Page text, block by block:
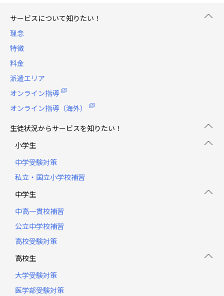
サービスについて知りたい！
理念
特徴
料金
派遣エリア
オンライン指導
オンライン指導（海外）
生徒状況からサービスを知りたい！
小学生
中学受験対策
私立・国立小学校補習
中学生
中高一貫校補習
公立中学校補習
高校受験対策
高校生
大学受験対策
医学部受験対策